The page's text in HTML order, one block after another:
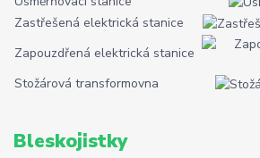
Zastřešená elektrická stanice
Zapouzdřená elektrická stanice
Stožárová transformovna
Bleskojistky